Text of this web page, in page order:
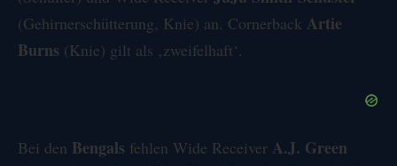
(Gehirnerschütterung, Knie) an. Cornerback Artie
Burns (Knie) gilt als ‚zweifelhaft‘.
Bei den Bengals fehlen Wide Receiver A.J. Green